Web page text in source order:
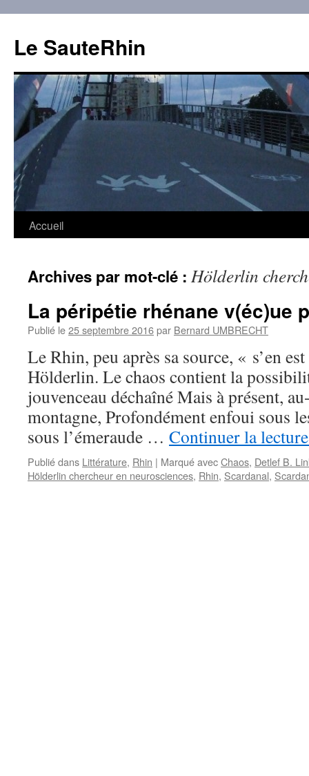
contenu
Le SauteRhin
Accueil
Archives par mot-clé : Hölderlin
La péripétie rhénane v(éc)ue
Publié le25 septembre 2016par Bernard UMBRECHT
Le Rhin, peu après sa source, « s’en
Hölderlin. Le chaos contient la
jouvenceau déchaîné Mais à présent,
montagne, Profondément enfoui sous
sous l’émeraude … Continuer la
Publié dans Littérature, Rhin | Marqué avecChaos, Detlef B.
Hölderlin chercheur en neurosciences, Rhin, Scardanal,